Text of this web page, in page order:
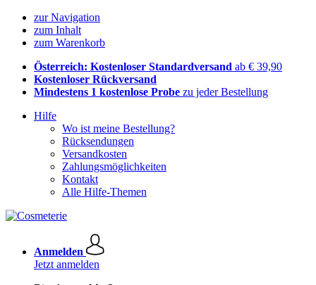
zur Navigation
zum Inhalt
zum Warenkorb
Österreich: Kostenloser Standardversand ab € 39,90
Kostenloser Rückversand
Mindestens 1 kostenlose Probe zu jeder Bestellung
Hilfe
Wo ist meine Bestellung?
Rücksendungen
Versandkosten
Zahlungsmöglichkeiten
Kontakt
Alle Hilfe-Themen
Anmelden
Jetzt anmelden